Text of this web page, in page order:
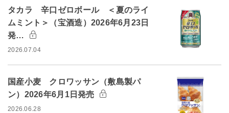
タカラ 辛口ゼロボール ＜夏のライ
ムミント＞（宝酒造）2026年6月23日
発…
2026.07.04
国産小麦 クロワッサン（敷島製パ
ン）2026年6月1日発売
2026.06.28